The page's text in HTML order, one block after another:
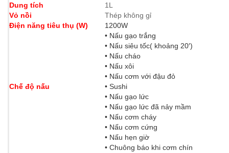
Dung tích
1L
Vỏ nồi
Thép không gỉ
Điện năng tiêu thụ (W)
1200W
Chế độ nấu
• Nấu gạo trắng
• Nấu siêu tốc( khoảng 20′)
• Nấu cháo
• Nấu xôi
• Nấu cơm với đậu đỏ
• Sushi
• Nấu gạo lức
• Nấu gạo lức đã nảy mầm
• Nấu cơm cháy
• Nấu cơm cứng
• Nấu hẹn giờ
• Chuông báo khi cơm chín